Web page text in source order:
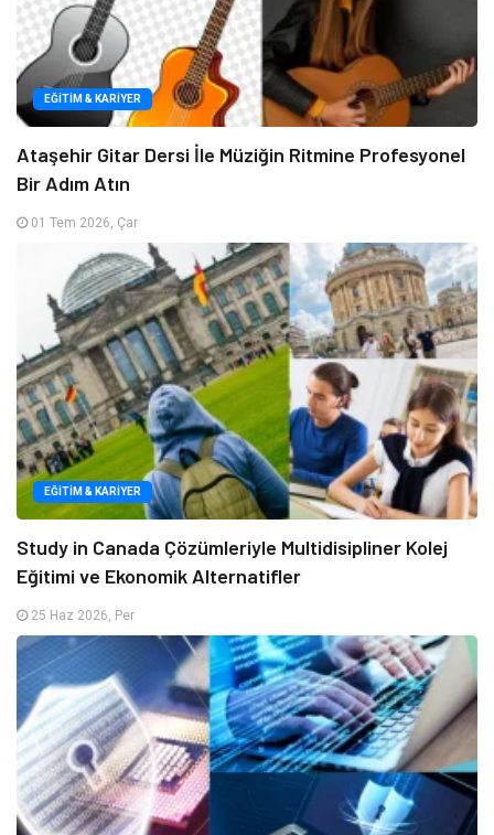
EĞITIM & KARIYER
Ataşehir Gitar Dersi İle Müziğin Ritmine Profesyonel
Bir Adım Atın
01 Tem 2026, Çar
EĞITIM & KARIYER
Study in Canada Çözümleriyle Multidisipliner Kolej
Eğitimi ve Ekonomik Alternatifler
25 Haz 2026, Per